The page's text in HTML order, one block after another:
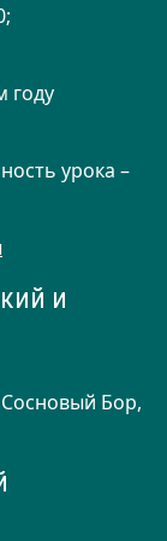
году
урока –
и
Сосновый Бор,